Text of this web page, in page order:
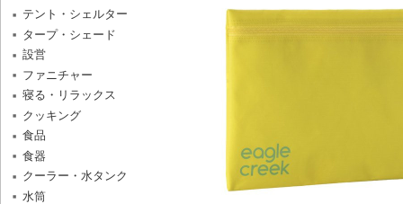
テント・シェルター
タープ・シェード
設営
ファニチャー
寝る・リラックス
クッキング
食品
食器
クーラー・水タンク
水筒